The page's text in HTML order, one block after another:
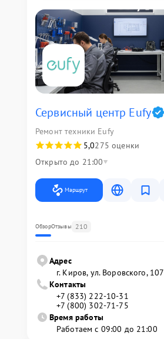
Сервисный центр Eufy
Ремонт техники Eufy
5,0275 оценки
Открыто до 21:00
Маршрут
ОбзорОтзывы 210
Адрес
г. Киров, ул. Воровского, 107
Контакты
+7 (833) 222-10-31
+7 (800) 302-71-75
Время работы
Работаем с 09:00 до 21:00